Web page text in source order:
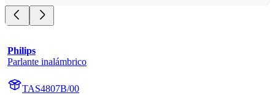
Philips
Parlante inalámbrico
TAS4807B/00